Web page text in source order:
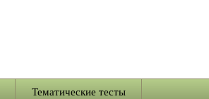
Тематические тесты